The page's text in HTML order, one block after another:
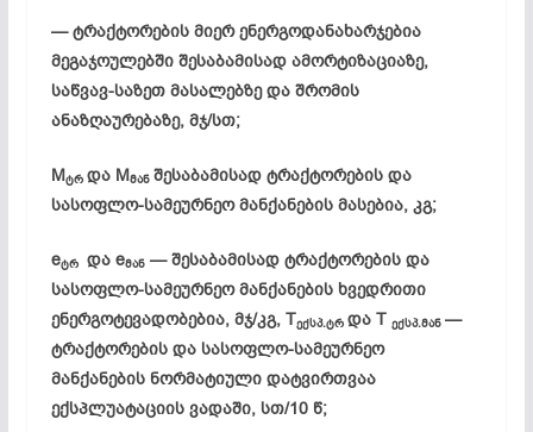
— ტრაქტორების მიერ ენერგოდანახარჯებია
მეგაჯოულებში შესაბამისად ამორტიზაციაზე,
საწვავ-საზეთ მასალებზე და შრომის
ანაზღაურებაზე, მჯ/სთ;
Mტრ და Mმან შესაბამისად ტრაქტორების და
სასოფლო-სამეურნეო მანქანების მასებია, კგ;
eტრ და eმან— შესაბამისად ტრაქტორების და
სასოფლო-სამეურნეო მანქანების ხვედრითი
ენერგოტევადობებია, მჯ/კგ, Tექსპ.ტრ და T ექსპ.მან —
ტრაქტორების და სასოფლო-სამეურნეო
მანქანების ნორმატიული დატვირთვაა
ექსპლუატაციის ვადაში, სთ/10 წ;